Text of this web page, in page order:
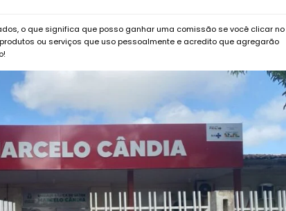
o que significa que posso ganhar uma comissão se você clicar no
ou serviços que uso pessoalmente e acredito que agregarão